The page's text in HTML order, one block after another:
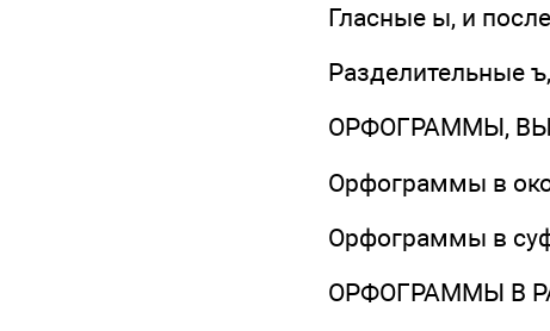
Гласные ы, и
Разделительные
ОРФОГРАММЫ,
Орфограммы в
Орфограммы в
ОРФОГРАММЫ В